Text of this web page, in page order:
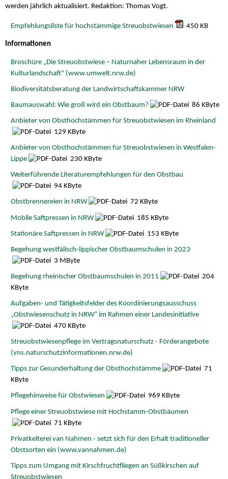
werden jährlich aktualisiert. Redaktion: Thomas Vogt.
Empfehlungsliste für hochstämmige Streuobstwiesen 450 KB
Informationen
Broschüre „Die Streuobstwiese – Naturnaher Lebensraum in der
Kulturlandschaft“ (www.umwelt.nrw.de)
Biodiversitätsberatung der Landwirtschaftskammer NRW
Baumauswahl: Wie groß wird ein Obstbaum? 86 KByte
Anbieter von Obsthochstämmen für Streuobstwiesen im Rheinland
129 KByte
Anbieter von Obsthochstämmen für Streuobstwiesen in Westfalen-
Lippe
230 KByte
Weiterführende Literaturempfehlungen für den Obstbau
94 KByte
Obstbrennereien in NRW 72 KByte
Mobile Saftpressen in NRW 185 KByte
Stationäre Saftpressen in NRW 153 KByte
Begehung westfälisch-lippischer Obstbaumschulen in 2023
3 MByte
Begehung rheinischer Obstbaumschulen in 2011
204
KByte
Aufgaben- und Tätigkeitsfelder des Koordinierungsausschuss
„Obstwiesenschutz in NRW“ im Rahmen einer Landesinitiative
470 KByte
Streuobstwiesenpflege im Vertragsnaturschutz - Förderangebote
(vns.naturschutzinformationen.nrw.de)
Tipps zur Gesunderhaltung der Obsthochstämme
71
KByte
Pflegehinweise für Obstwiesen 969 KByte
Pflege einer Streuobstwiese mit Hochstamm-Obstbäumen
71 KByte
Privatkelterei van Nahmen - setzt sich für den Erhalt traditioneller
Obstsorten ein (www.vannahmen.de)
Tipps zum Umgang mit Kirschfruchtfliegen an Süßkirschen auf
Streuobstwiesen